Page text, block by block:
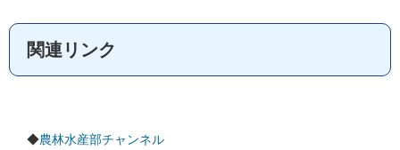
関連リンク
◆農林水産部チャンネル